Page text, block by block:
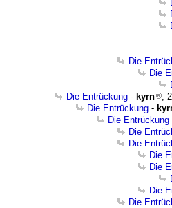
Die
Die
Die Entrückung - kyrn
,
Die Entrückung -
Die Entrückung
Die
Die
Die
Die
Die
Die